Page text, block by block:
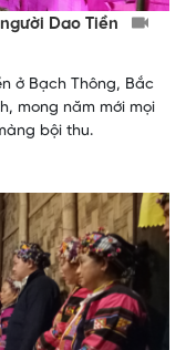
Dao Tiền
ở Bạch Thông, Bắc
mong năm mới mọi
bội thu.